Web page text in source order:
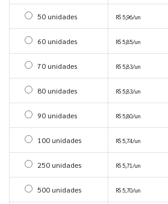
Selecionar 50 unidades
50 unidades R$ 5,96/un
Selecionar 60 unidades
60 unidades R$ 5,85/un
Selecionar 70 unidades
70 unidades R$ 5,83/un
Selecionar 80 unidades
80 unidades R$ 5,83/un
Selecionar 90 unidades
90 unidades R$ 5,80/un
Selecionar 100 unidades
100 unidades R$ 5,74/un
Selecionar 250 unidades
250 unidades R$ 5,71/un
Selecionar 500 unidades
500 unidades R$ 5,70/un